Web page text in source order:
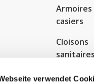
verwendet
casiers
Cloisons
sanitaires
Chariots